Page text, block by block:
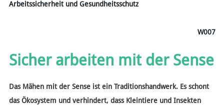
Arbeitssicherheit und Gesundheitsschutz
W007
Sicher arbeiten mit der Sense
Das Mähen mit der Sense ist ein Traditionshandwerk. Es schont
das Ökosystem und verhindert, dass Kleintiere und Insekten